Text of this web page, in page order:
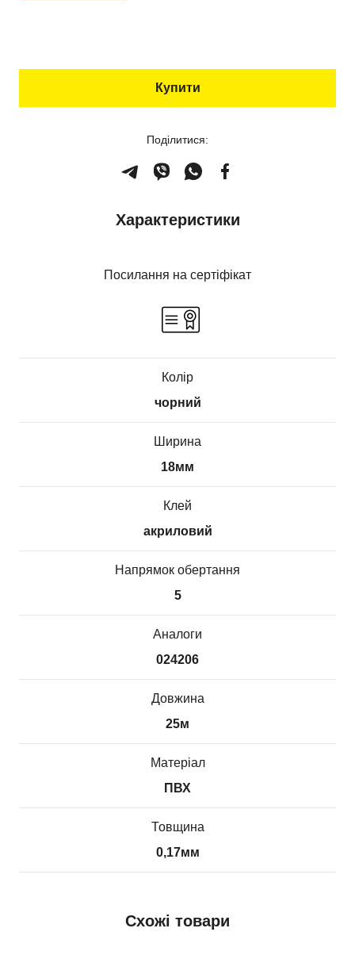
Купити
Поділитися:
Характеристики
Посилання на сертіфікат
Колір
чорний
Ширина
18мм
Клей
акриловий
Напрямок обертання
5
Аналоги
024206
Довжина
25м
Матеріал
ПВХ
Товщина
0,17мм
Схожі товари